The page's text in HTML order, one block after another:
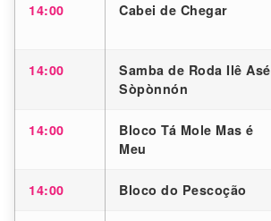
14:00 Cabei de Chegar
14:00
Samba de Roda Ilê Asé
Sòpònnón
14:00
Bloco Tá Mole Mas é
Meu
14:00 Bloco do Pescoção